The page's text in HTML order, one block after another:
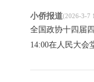
小侨报道(2026-3-7
全国政协十四届
14:00在人民大会